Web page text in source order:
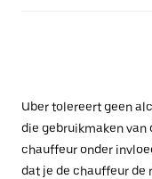
Uber tolereert geen
die gebruikmaken van
chauffeur onder
dat je de chauffeur